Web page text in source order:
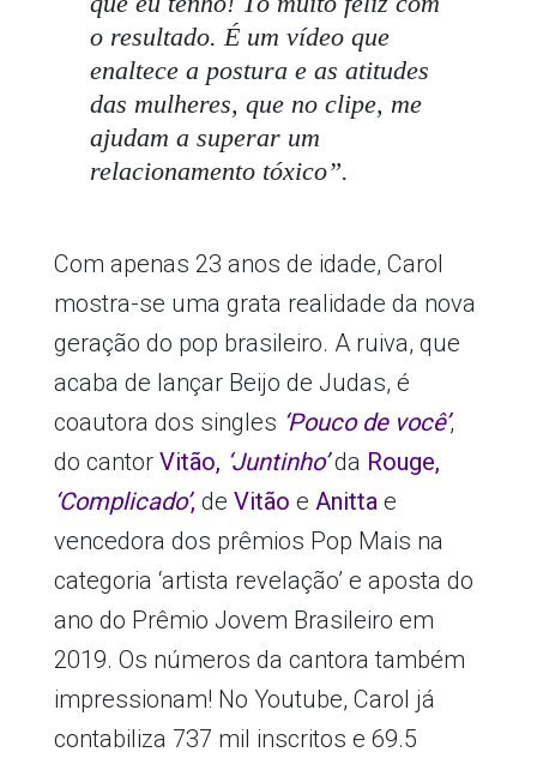
o resultado. É um vídeo que
enaltece a postura e as atitudes
das mulheres, que no clipe, me
ajudam a superar um
relacionamento tóxico”.
Com apenas 23 anos de idade, Carol
mostra-se uma grata realidade da nova
geração do pop brasileiro. A ruiva, que
acaba de lançar Beijo de Judas, é
coautora dos singles ‘Pouco de você’,
do cantor Vitão, ‘Juntinho’da Rouge,
‘Complicado’, de Vitão e Anitta e
vencedora dos prêmios Pop Mais na
categoria ‘artista revelação’ e aposta do
ano do Prêmio Jovem Brasileiro em
2019. Os números da cantora também
impressionam! No Youtube, Carol já
contabiliza 737 mil inscritos e 69.5